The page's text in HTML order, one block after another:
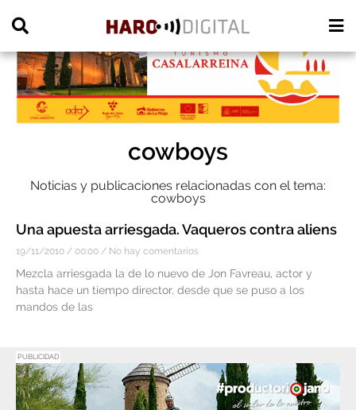
cowboys
Noticias y publicaciones relacionadas con el tema:
cowboys
Una apuesta arriesgada. Vaqueros contra aliens
19/11/2010 00:00 No hay comentarios
Mezcla arriesgada la de lo nuevo de Jon Favreau, actor y
hasta hace un tiempo director, desde que se puso a los
mandos de las
PUBLICIDAD